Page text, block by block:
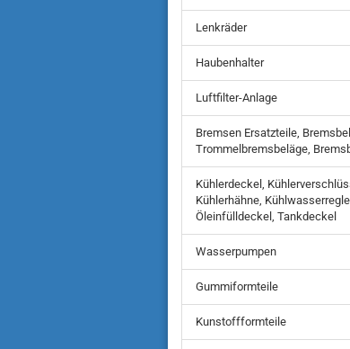
Lenkräder
Haubenhalter
Luftfilter-Anlage
Bremsen Ersatzteile,
Trommelbremsbeläge,
Kühlerdeckel,
Kühlerhähne,
Öleinfülldeckel, Tankdeckel
Wasserpumpen
Gummiformteile
Kunstoffformteile